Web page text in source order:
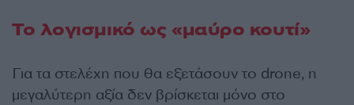
Το λογισμικό ως «μαύρο κουτί»
Για τα στελέχη που θα εξετάσουν το drone, η
μεγαλύτερη αξία δεν βρίσκεται μόνο στο